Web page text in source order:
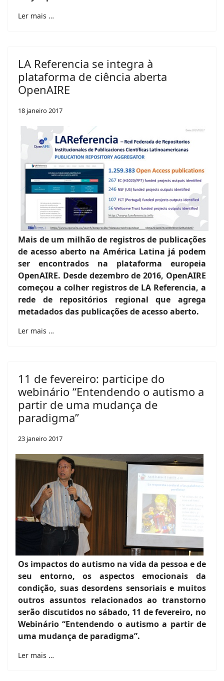
Ler mais …
LA Referencia se integra à
plataforma de ciência aberta
OpenAIRE
18 janeiro 2017
Mais de um milhão de registros de publicações
de acesso aberto na América Latina já podem
ser encontrados na plataforma europeia
OpenAIRE. Desde dezembro de 2016, OpenAIRE
começou a colher registros de LA Referencia, a
rede de repositórios regional que agrega
metadados das publicações de acesso aberto.
Ler mais …
11 de fevereiro: participe do
webinário “Entendendo o autismo a
partir de uma mudança de
paradigma”
23 janeiro 2017
Os impactos do autismo na vida da pessoa e de
seu entorno, os aspectos emocionais da
condição, suas desordens sensoriais e muitos
outros assuntos relacionados ao transtorno
serão discutidos no sábado, 11 de fevereiro, no
Webinário “Entendendo o autismo a partir de
uma mudança de paradigma”.
Ler mais …